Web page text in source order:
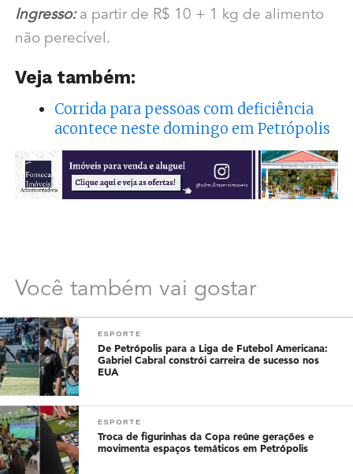
Ingresso: a partir de R$ 10 + 1 kg de alimento
não perecível.
Veja também:
Corrida para pessoas com deficiência
acontece neste domingo em Petrópolis
Você também vai gostar
ESPORTE
De Petrópolis para a Liga de Futebol Americana:
Gabriel Cabral constrói carreira de sucesso nos
EUA
ESPORTE
Troca de figurinhas da Copa reúne gerações e
movimenta espaços temáticos em Petrópolis